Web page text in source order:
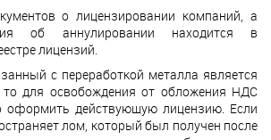
о лицензировании компаний, а
об аннулировании находится в
лицензий.
с переработкой металла является
для освобождения от обложения НДС
оформить действующую лицензию. Если
лом, который был получен после